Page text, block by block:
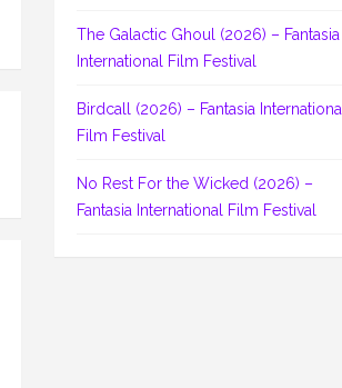
The Galactic Ghoul (2026) – Fantasia
International Film Festival
Birdcall (2026) – Fantasia International
Film Festival
No Rest For the Wicked (2026) –
Fantasia International Film Festival